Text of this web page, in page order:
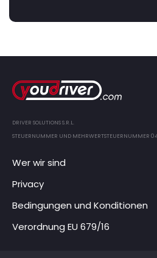
DRIVER SOLUTIONS S.R.L.
STEUERNUMMER UND MEHRWERTSTEUERNUMMER
Wer wir sind
Privacy
Bedingungen und Konditionen
Verordnung EU 679/16